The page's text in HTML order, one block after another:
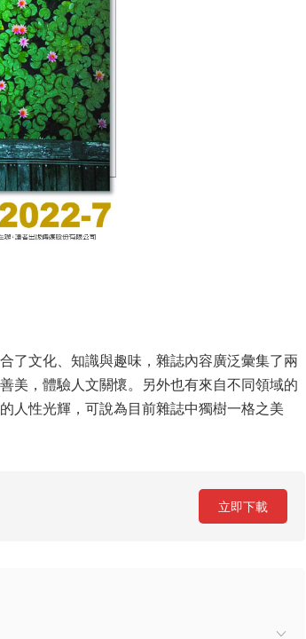
了文化、知識與趣味，雜誌內容廣泛彙集了兩
美，體驗人文關懷。另外也有來自不同領域的
人性光輝，可說為目前雜誌中獨樹一格之美
立即下載